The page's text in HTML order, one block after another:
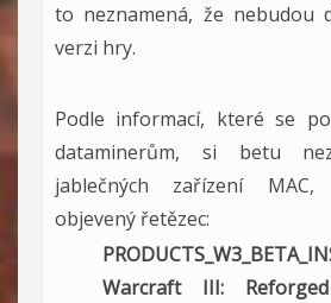
to neznamená, že nebudou
verzi hry.
Podle informací, které se
dataminerům, si betu
jablečných zařízení
objevený řetězec:
Warcraft III: